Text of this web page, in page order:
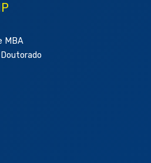
MBA